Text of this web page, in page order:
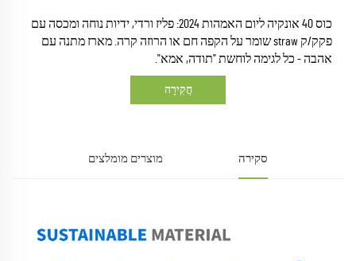
כוס 40 אונקיה ליום האמהות 2024: פליז ורדי, ידיות נוחה ומכסה עם
פקק/ק straw שומר על הקפה חם או הרוזה קרה. מארז מתנה עם
אהבה - כל לגימה לוחשת "תודה, אמא".
חֲקִירָה
סקירה מוצרים מומלצים